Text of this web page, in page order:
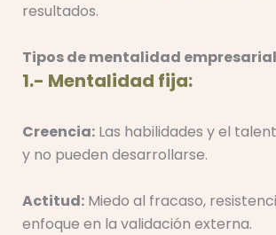
resultados.
Tipos de mentalidad
1.- Mentalidad fija:
Creencia:Las habilidades y el
y no pueden desarrollarse.
Actitud:Miedo al fracaso,
enfoque en la validación externa.